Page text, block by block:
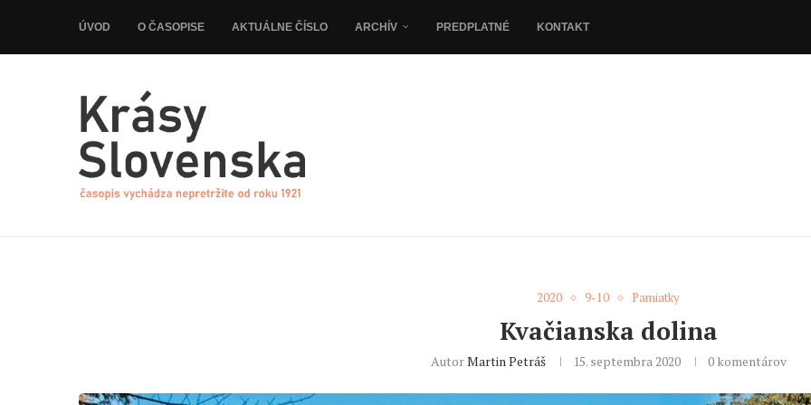
ÚVOD O ČASOPISE AKTUÁLNE ČÍSLO ARCHÍV PREDPLATNÉ KONTAKT
2020 9-10 Pamiatky
Kvačianska dolina
AutorMartin Petráš 15. septembra 2020 0 komentárov